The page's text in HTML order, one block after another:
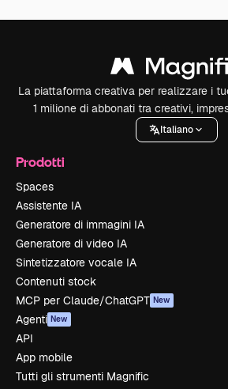
La piattaforma creativa per realizzare i
1 milione di abbonati tra creativi,
Italiano
Prodotti
Spaces
Assistente IA
Generatore di immagini IA
Generatore di video IA
Sintetizzatore vocale IA
Contenuti stock
MCP per Claude/ChatGPT New
Agenti New
API
App mobile
Tutti gli strumenti Magnific